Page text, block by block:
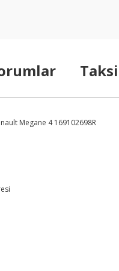
Megane 4 169102698R